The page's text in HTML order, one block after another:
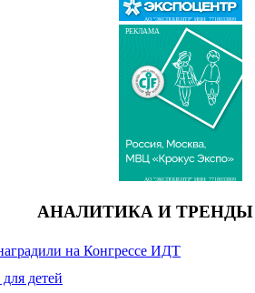
АО "ЭКСПОЦЕНТР" ИНН: 7718033809
РЕКЛАМА
АО "ЭКСПОЦЕНТР" ИНН: 7718033809
АНАЛИТИКА И
на Конгрессе ИДТ
детей